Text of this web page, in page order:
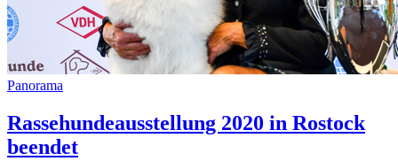
Panorama
Rassehundeausstellung 2020 in Rostock
beendet